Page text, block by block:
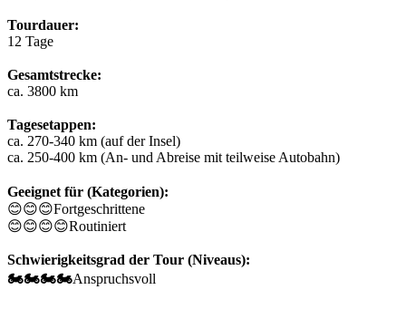
Tourdauer:
12 Tage
Gesamtstrecke:
ca. 3800 km
Tagesetappen:
ca. 270-340 km (auf der Insel)
ca. 250-400 km (An- und Abreise mit teilweise Autobahn)
Geeignet für (Kategorien):
😊😊😊Fortgeschrittene
😊😊😊😊Routiniert
Schwierigkeitsgrad der Tour (Niveaus):
🏍️🏍️🏍️🏍️Anspruchsvoll